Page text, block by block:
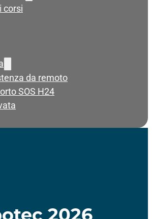
corsi
da remoto
SOS H24